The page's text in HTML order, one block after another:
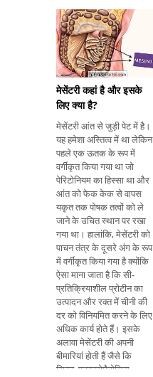
प्रतिक्रियाशील सेल पर रखती
है। प्रतिक्रिया करने पर, सेल
एक छोटे विद्युत
मेसेंटरी कहां है और इसके
लिए क्या है?
मेसेंटरी आंत से जुड़ी पेट में है।
यह हमेशा अस्तित्व में था लेकिन
पहले एक ऊतक के रूप में
वर्गीकृत किया गया था जो
पेरिटोनियम का हिस्सा था और
आंत को फेक केक से वापस
यकृत तक पोषक तत्वों को ले
जाने के उचित स्थान पर रखा
गया था। हालांकि, मेसेंटरी को
पाचन तंत्र के दूसरे अंग के रूप
में वर्गीकृत किया गया है क्योंकि
ऐसा माना जाता है कि सी-
प्रतिक्रियाशील प्रोटीन का
उत्पादन और रक्त में चीनी की
दर को विनियमित करने के लिए
अधिक कार्य होते हैं। इसके
अलावा मेसेंटरी की अपनी
बीमारियां होती हैं जैसे कि
सिस्ट, फाइब्रोमैटोसिस,